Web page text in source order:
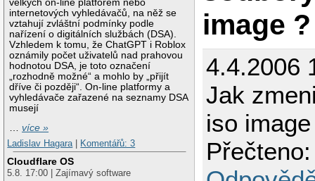
velkých on-line platforem nebo
internetových vyhledávačů, na něž se
vztahují zvláštní podmínky podle
nařízení o digitálních službách (DSA).
Vzhledem k tomu, že ChatGPT i Roblox
oznámily počet uživatelů nad prahovou
hodnotou DSA, je toto označení
„rozhodně možné“ a mohlo by „přijít
dříve či později“. On-line platformy a
vyhledávače zařazené na seznamy DSA
musejí
…více »
Ladislav Hagara
Komentářů: 3
Cloudflare OS
5.8. 17:00 | Zajímavý software
image ?
4.4.2006
Jak
iso